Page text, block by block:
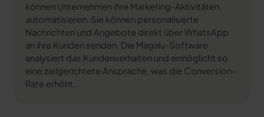
können Unternehmen ihre Marketing-Aktivitäten
automatisieren. Sie können personalisierte
Nachrichten und Angebote direkt über WhatsApp
an ihre Kunden senden. Die Magalu-Software
analysiert das Kundenverhalten und ermöglicht so
eine zielgerichtete Ansprache, was die Conversion-
Rate erhöht.